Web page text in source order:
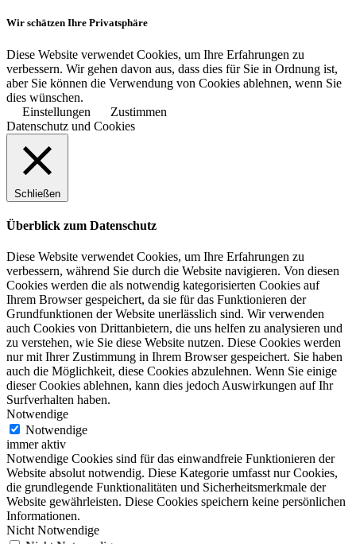
Wir schätzen Ihre Privatsphäre
Diese Website verwendet Cookies, um Ihre Erfahrungen zu
verbessern. Wir gehen davon aus, dass dies für Sie in Ordnung ist,
aber Sie können die Verwendung von Cookies ablehnen, wenn Sie
dies wünschen.
Einstellungen
Zustimmen
Datenschutz und Cookies
Schließen
Überblick zum Datenschutz
Diese Website verwendet Cookies, um Ihre Erfahrungen zu
verbessern, während Sie durch die Website navigieren. Von diesen
Cookies werden die als notwendig kategorisierten Cookies auf
Ihrem Browser gespeichert, da sie für das Funktionieren der
Grundfunktionen der Website unerlässlich sind. Wir verwenden
auch Cookies von Drittanbietern, die uns helfen zu analysieren und
zu verstehen, wie Sie diese Website nutzen. Diese Cookies werden
nur mit Ihrer Zustimmung in Ihrem Browser gespeichert. Sie haben
auch die Möglichkeit, diese Cookies abzulehnen. Wenn Sie einige
dieser Cookies ablehnen, kann dies jedoch Auswirkungen auf Ihr
Surfverhalten haben.
Notwendige
Notwendige
immer aktiv
Notwendige Cookies sind für das einwandfreie Funktionieren der
Website absolut notwendig. Diese Kategorie umfasst nur Cookies,
die grundlegende Funktionalitäten und Sicherheitsmerkmale der
Website gewährleisten. Diese Cookies speichern keine persönlichen
Informationen.
Nicht Notwendige